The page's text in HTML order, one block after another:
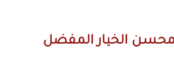
الخيار المفضل